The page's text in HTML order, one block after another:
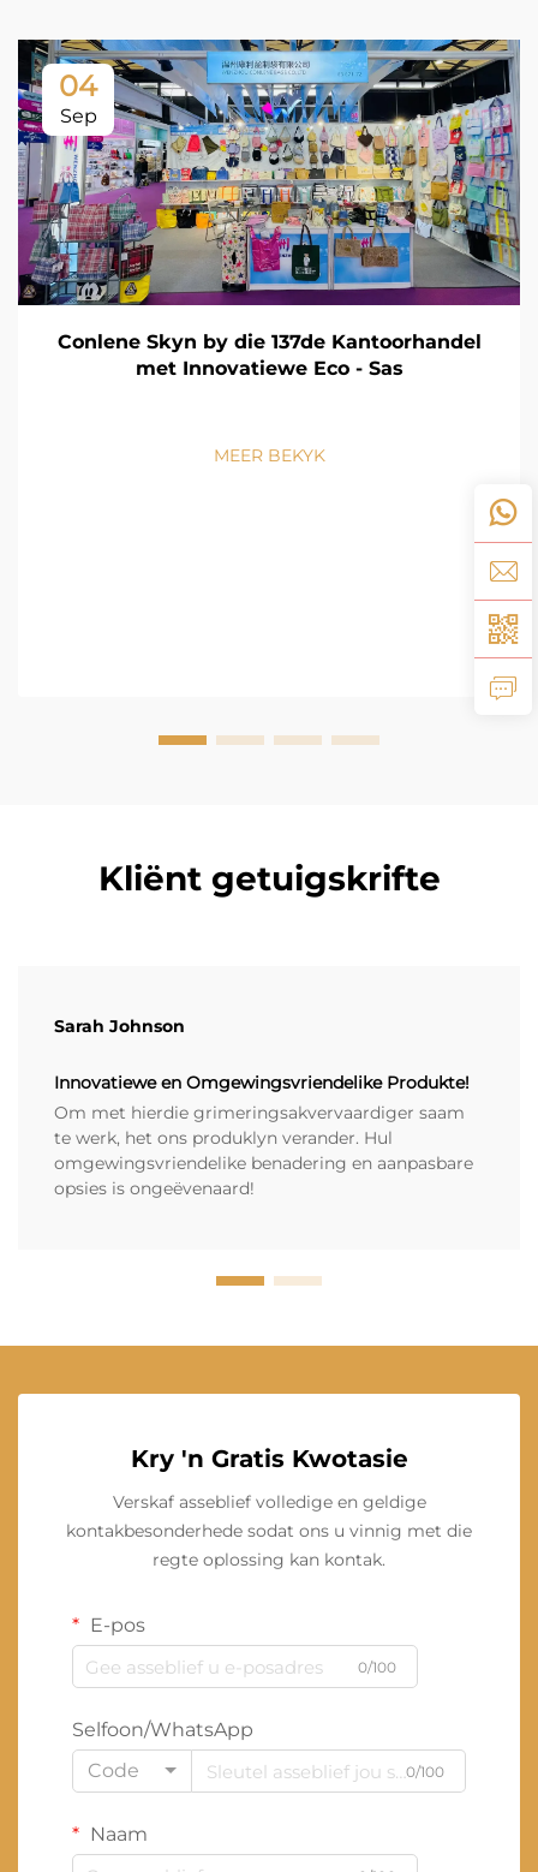
04
Sep
Conlene Skyn by die 137de Kantoorhandel
met Innovatiewe Eco - Sas
MEER BEKYK
Kliënt getuigskrifte
Sarah Johnson
Innovatiewe en Omgewingsvriendelike Produkte!
Om met hierdie grimeringsakvervaardiger saam
te werk, het ons produklyn verander. Hul
omgewingsvriendelike benadering en aanpasbare
opsies is ongeëvenaard!
Kry 'n Gratis Kwotasie
Verskaf asseblief volledige en geldige
kontakbesonderhede sodat ons u vinnig met die
regte oplossing kan kontak.
E-pos
0/100
Selfoon/WhatsApp
Code
0/100
Naam